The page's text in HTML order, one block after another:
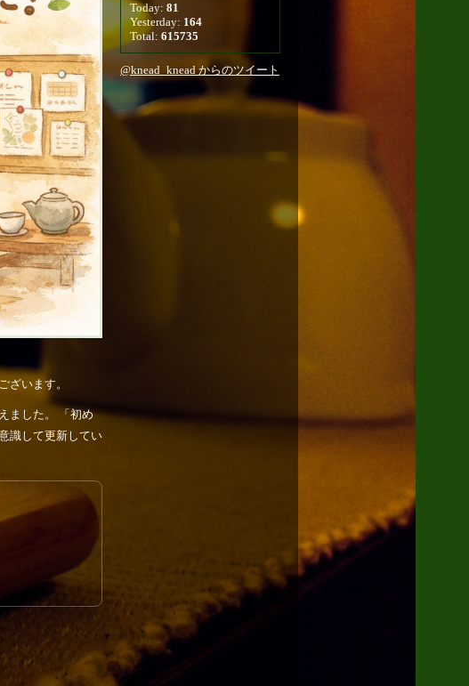
ざいます。
ました。 「初め
識して更新してい
Today: 81
Yesterday: 164
Total: 615735
@knead_knead からのツイート